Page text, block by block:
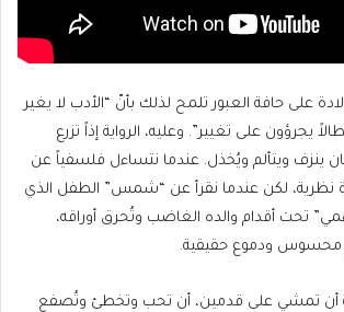
على حافة العبور تلمح لذلك بأنّ “الأدب لا يغير
يجرؤون على تغيير”. وعليه، الرواية إذاً تزرع
ينزف ويتألم ويُخذل. عندما نتساءل فلسفياً عن
نظرية، لكن عندما نقرأ عن “شمس” الطفل الذي
تحت أقدام والده الغاضب وتُحرق أوراقه،
محسوس ودموع حقيقية.
أن تمشي على قدمين، أن تحب وتخطئ وتُصفع